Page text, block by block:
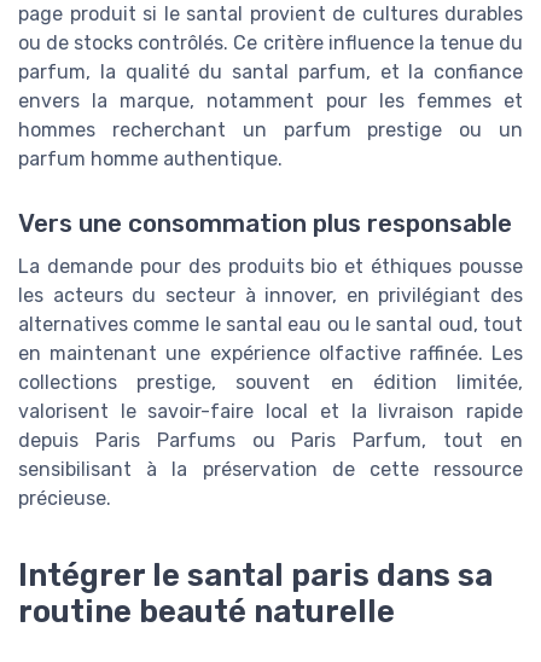
page produit si le santal provient de cultures durables
ou de stocks contrôlés. Ce critère influence la tenue du
parfum, la qualité du santal parfum, et la confiance
envers la marque, notamment pour les femmes et
hommes recherchant un parfum prestige ou un
parfum homme authentique.
Vers une consommation plus responsable
La demande pour des produits bio et éthiques pousse
les acteurs du secteur à innover, en privilégiant des
alternatives comme le santal eau ou le santal oud, tout
en maintenant une expérience olfactive raffinée. Les
collections prestige, souvent en édition limitée,
valorisent le savoir-faire local et la livraison rapide
depuis Paris Parfums ou Paris Parfum, tout en
sensibilisant à la préservation de cette ressource
précieuse.
Intégrer le santal paris dans sa
routine beauté naturelle